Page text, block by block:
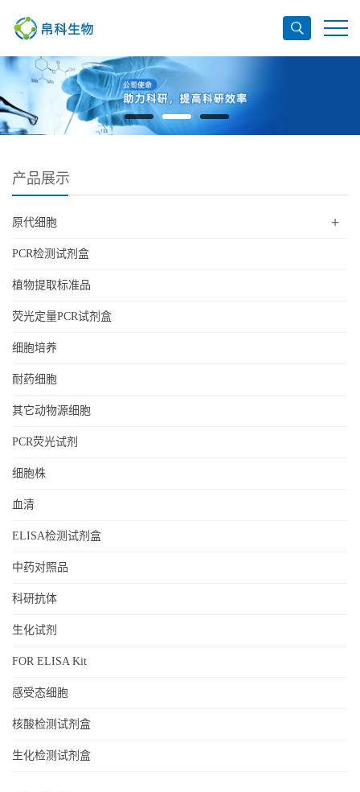
产品展示
原代细胞 +
PCR检测试剂盒
植物提取标准品
荧光定量PCR试剂盒
细胞培养
耐药细胞
其它动物源细胞
PCR荧光试剂
细胞株
血清
ELISA检测试剂盒
中药对照品
科研抗体
生化试剂
FOR ELISA Kit
感受态细胞
核酸检测试剂盒
生化检测试剂盒